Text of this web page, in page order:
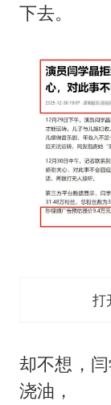
下去。
打
却不想，
浇油，